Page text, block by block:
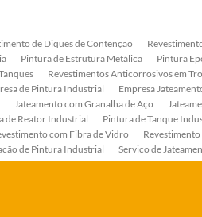
de Diques de Contenção
Pintura de Estrutura Metálica Pintura
Revestimentos Anticorrosivos em
de Pintura Industrial Empresa
Jateamento com Granalha de Aço
de Reator Industrial Pintura de Tanque
com Fibra de Vidro
de Pintura Industrial Serviço de
Serviço de Pintura de Tanque Industrial